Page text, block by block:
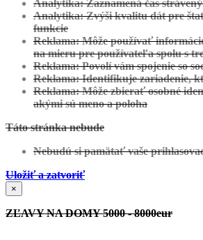
Analytika: Zaznamená čas
Analytika: Zvýši kvalitu dát pre
funkcie
Reklama: Môže používať
na mieru pre používateľa spolu s
Reklama: Povolí vám spojenie so
Reklama: Identifikuje zariadenie,
Reklama: Môže zbierať osobné
akými sú meno a poloha
Táto stránka nebude
Nebudú si pamätať vaše
Uložiť a zatvoriť
×
ZĽAVY NA DOMY 5000 - 8000eur